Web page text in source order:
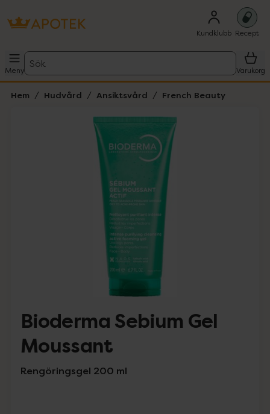
Kundklubb Recept
Meny
Sök
Varukorg
Hem Hudvård Ansiktsvård French Beauty
Lista: . Innehåller 3 objekt.
Bioderma Sebium Gel
Moussant
Rengöringsgel 200 ml